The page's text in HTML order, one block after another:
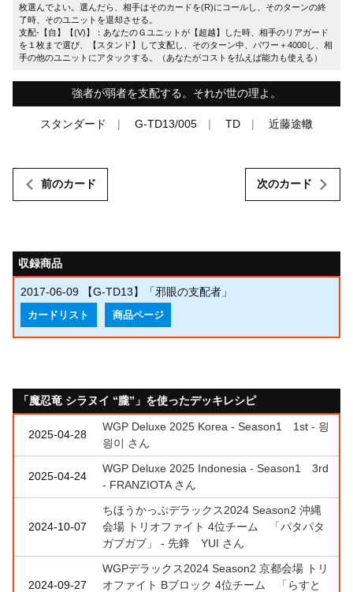
枚選んでよい。選んだら、相手はそのカードを(R)にコールし、そのターンの終
了時、そのユニットを退却させる。
支配-【自】【(V)】：あなたのＧユニットが【超越】した時、相手のリアガード
を１枚まで選び、【スタンド】して支配し、そのターン中、パワー＋4000し、相
手の他のユニットにアタックする。（あなたがコストを払えば能力も使える）
強者が弱者を支配する。それが世の理よ。
スタンダード G-TD13/005 TD 近藤途轍
前のカード 次のカード
収録商品
2017-06-09 【G-TD13】「邪眼の支配者」
カードリスト 商品ページ
「魔忍竜 シラヌイ “朧”」を使ったデッキレシピ
2025-04-28
WGP Deluxe 2025 Korea - Season1 1st - 읭
읭이 さん
2025-04-24
WGP Deluxe 2025 Indonesia - Season1 3rd
- FRANZIOTA さん
2024-10-07
ちほうかっぷデラックス2024 Season2 沖縄
会場 トリオファイト 4位チーム 「パタパタ
ガブガブ」 - 先鋒 YUI さん
2024-09-27
WGPデラックス2024 Season2 京都会場 トリ
オファイト Bブロック 4位チーム 「らすと